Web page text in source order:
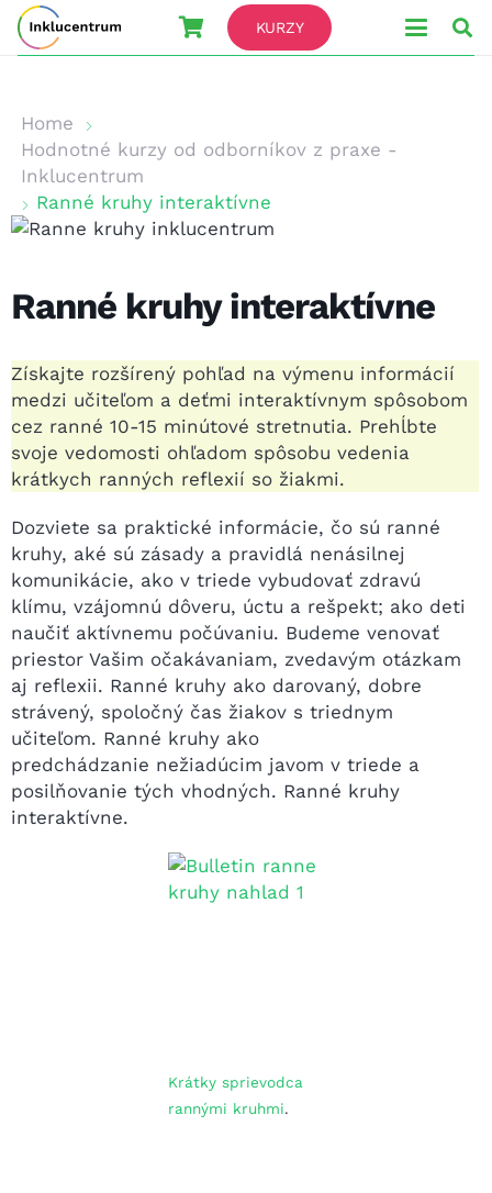
KURZY
Home
Hodnotné kurzy od odborníkov z praxe -
Inklucentrum
Ranné kruhy interaktívne
Ranné kruhy interaktívne
Získajte rozšírený pohľad na výmenu informácií
medzi učiteľom a deťmi interaktívnym spôsobom
cez ranné 10-15 minútové stretnutia. Prehĺbte
svoje vedomosti ohľadom spôsobu vedenia
krátkych ranných reflexií so žiakmi.
Dozviete sa praktické informácie, čo sú ranné
kruhy, aké sú zásady a pravidlá nenásilnej
komunikácie, ako v triede vybudovať zdravú
klímu, vzájomnú dôveru, úctu a rešpekt; ako deti
naučiť aktívnemu počúvaniu. Budeme venovať
priestor Vašim očakávaniam, zvedavým otázkam
aj reflexii. Ranné kruhy ako darovaný, dobre
strávený, spoločný čas žiakov s triednym
učiteľom. Ranné kruhy ako
predchádzanie nežiadúcim javom v triede a
posilňovanie tých vhodných. Ranné kruhy
interaktívne.
Krátky sprievodca
rannými kruhmi.